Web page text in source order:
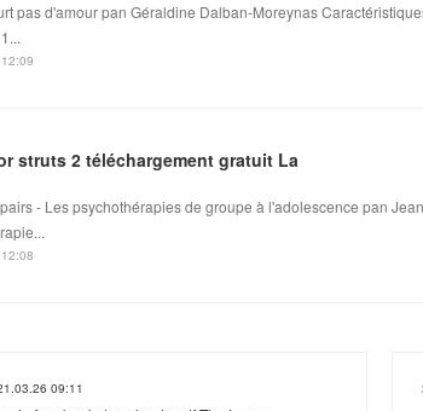
pas d'amour pan Géraldine Dalban-Moreynas
struts 2 téléchargement gratuit La
- Les psychothérapies de groupe à l'adolescence pan
09:11